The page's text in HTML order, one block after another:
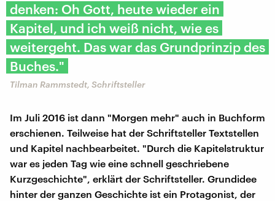
denken: Oh Gott, heute wieder ein
Kapitel, und ich weiß nicht, wie es
weitergeht. Das war das Grundprinzip des
Buches."
Tilman Rammstedt, Schriftsteller
Im Juli 2016 ist dann "Morgen mehr" auch in Buchform
erschienen. Teilweise hat der Schriftsteller Textstellen
und Kapitel nachbearbeitet. "Durch die Kapitelstruktur
war es jeden Tag wie eine schnell geschriebene
Kurzgeschichte", erklärt der Schriftsteller. Grundidee
hinter der ganzen Geschichte ist ein Protagonist, der